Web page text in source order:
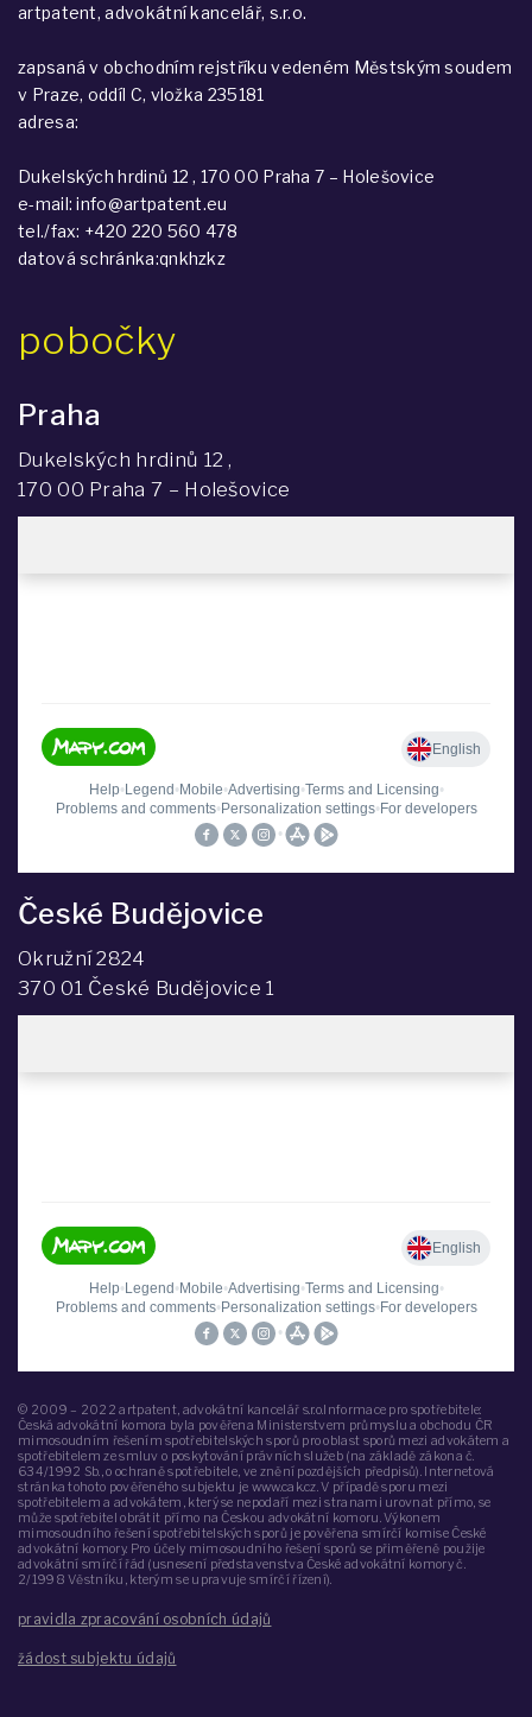
artpatent, advokátní kancelář, s.r.o.
zapsaná v obchodním rejstříku vedeném Městským soudem
v Praze, oddíl C, vložka 235181
adresa:
Dukelských hrdinů 12 , 170 00 Praha 7 – Holešovice
e-mail: info@artpatent.eu
tel./fax: +420 220 560 478
datová schránka:qnkhzkz
pobočky
Praha
Dukelských hrdinů 12 ,
170 00 Praha 7 – Holešovice
České Budějovice
Okružní 2824
370 01 České Budějovice 1
© 2009 – 2022 artpatent, advokátní kancelář s.r.o.Informace pro spotřebitele:
Česká advokátní komora byla pověřena Ministerstvem průmyslu a obchodu ČR
mimosoudním řešením spotřebitelských sporů pro oblast sporů mezi advokátem a
spotřebitelem ze smluv o poskytování právních služeb (na základě zákona č.
634/1992 Sb., o ochraně spotřebitele, ve znění pozdějších předpisů). Internetová
stránka tohoto pověřeného subjektu je www.cak.cz. V případě sporu mezi
spotřebitelem a advokátem, který se nepodaří mezi stranami urovnat přímo, se
může spotřebitel obrátit přímo na Českou advokátní komoru. Výkonem
mimosoudního řešení spotřebitelských sporů je pověřena smírčí komise České
advokátní komory. Pro účely mimosoudního řešení sporů se přiměřeně použije
advokátní smírčí řád (usnesení představenstva České advokátní komory č.
2/1998 Věstníku, kterým se upravuje smírčí řízení).
pravidla zpracování osobních údajů
žádost subjektu údajů